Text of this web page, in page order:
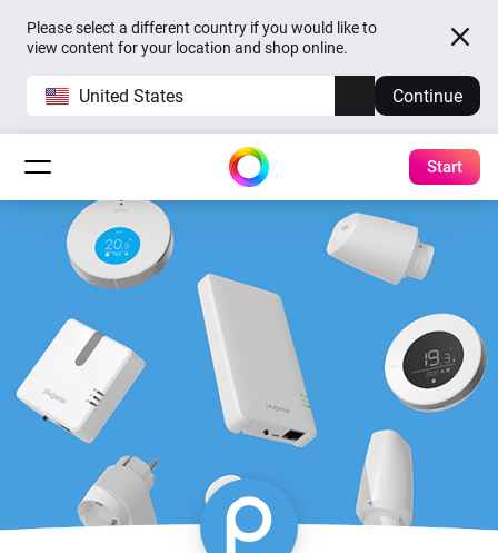
Please select a different country if you would like to
view content for your location and shop online.
United States Continue
Start